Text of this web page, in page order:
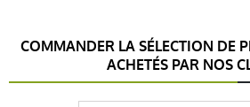
COMMANDER LA SÉLECTION DE
ACHETÉS PAR NOS